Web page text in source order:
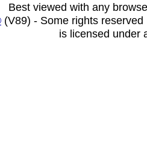
Best viewed with any
(V89) - Some rights
is licensed under